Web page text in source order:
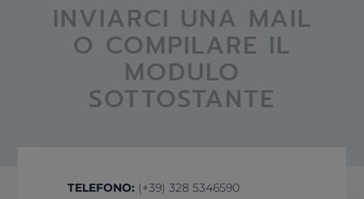
INVIARCI UNA MAIL
O COMPILARE IL
MODULO
SOTTOSTANTE
TELEFONO: (+39) 328 5346590